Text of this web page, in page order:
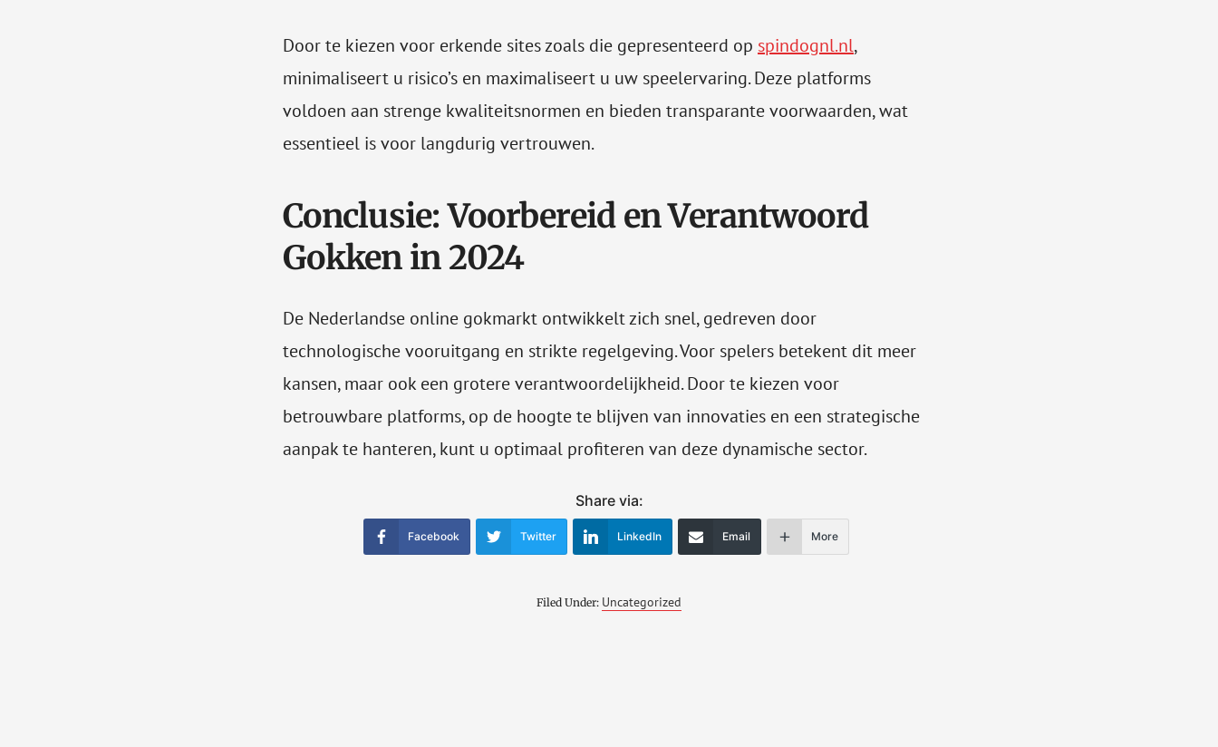
Door te kiezen voor erkende sites zoals die gepresenteerd op spindognl.nl,
minimaliseert u risico’s en maximaliseert u uw speelervaring. Deze platforms
voldoen aan strenge kwaliteitsnormen en bieden transparante voorwaarden, wat
essentieel is voor langdurig vertrouwen.
Conclusie: Voorbereid en Verantwoord
Gokken in 2024
De Nederlandse online gokmarkt ontwikkelt zich snel, gedreven door
technologische vooruitgang en strikte regelgeving. Voor spelers betekent dit meer
kansen, maar ook een grotere verantwoordelijkheid. Door te kiezen voor
betrouwbare platforms, op de hoogte te blijven van innovaties en een strategische
aanpak te hanteren, kunt u optimaal profiteren van deze dynamische sector.
Share via:
Facebook Twitter LinkedIn Email More
Filed Under: Uncategorized